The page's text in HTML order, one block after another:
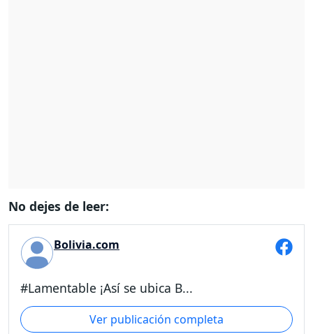
No dejes de leer:
Bolivia.com
#Lamentable ¡Así se ubica B...
Ver publicación completa